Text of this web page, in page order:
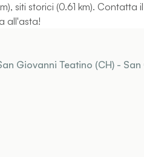
siti storici (0.61 km).
all'asta!
Giovanni Teatino (CH) -